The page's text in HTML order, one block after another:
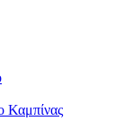
Καμπίνας